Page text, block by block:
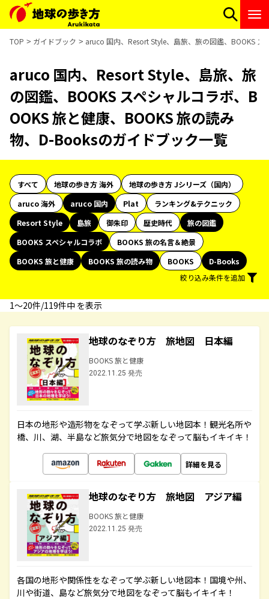
TOP ガイドブック aruco 国内、Resort Style、島旅、旅の図鑑、BOOKS
aruco 国内、Resort Style、島旅、旅
の図鑑、BOOKS スペシャルコラボ、B
OOKS 旅と健康、BOOKS 旅の読み
物、D-Booksのガイドブック一覧
すべて 地球の歩き方 海外
地球の歩き方 Jシリーズ（国内）
aruco 海外
aruco 国内 Plat
ランキング&テクニック
Resort Style
島旅 御朱印 歴史時代
旅の図鑑
BOOKS スペシャルコラボ
BOOKS 旅の名言＆絶景
BOOKS 旅と健康
BOOKS 旅の読み物 BOOKS
D-Books
絞り込み条件を追加
1〜20件/119件中 を表示
地球のなぞり方 旅地図 日本編
BOOKS 旅と健康
2022.11.25 発売
日本の地形や造形物をなぞって学ぶ新しい地図本！観光名所や
橋、川、湖、半島など旅気分で地図をなぞって脳もイキイキ！
詳細を見る
地球のなぞり方 旅地図 アジア編
BOOKS 旅と健康
2022.11.25 発売
各国の地形や関係性をなぞって学ぶ新しい地図本！国境や州、
川や街道、島など旅気分で地図をなぞって脳もイキイキ！